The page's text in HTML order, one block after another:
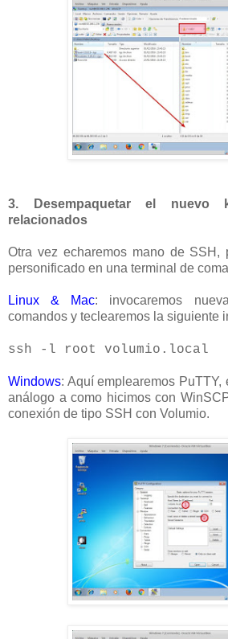
3. Desempaquetar el nuevo
relacionados
Otra vez echaremos mano de SSH,
personificado en una terminal de
Linux & Mac: invocaremos
comandos y teclearemos la siguiente
ssh -l root volumio.local
Windows: Aquí emplearemos
análogo a como hicimos con
conexión de tipo SSH con Volumio.